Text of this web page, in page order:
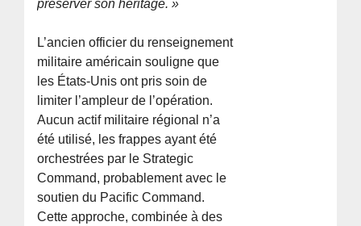
préserver son héritage. »
L’ancien officier du renseignement
militaire américain souligne que
les États-Unis ont pris soin de
limiter l’ampleur de l’opération.
Aucun actif militaire régional n’a
été utilisé, les frappes ayant été
orchestrées par le Strategic
Command, probablement avec le
soutien du Pacific Command.
Cette approche, combinée à des